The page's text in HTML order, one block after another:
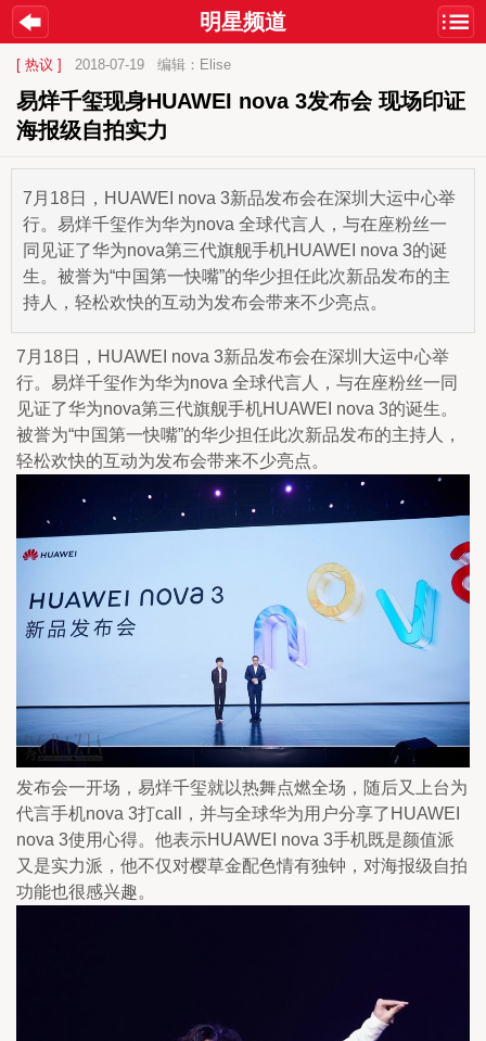
明星频道
[ 热议 ] 2018-07-19 编辑：Elise
易烊千玺现身HUAWEI nova 3发布会 现场印证
海报级自拍实力
7月18日，HUAWEI nova 3新品发布会在深圳大运中心举
行。易烊千玺作为华为nova 全球代言人，与在座粉丝一
同见证了华为nova第三代旗舰手机HUAWEI nova 3的诞
生。被誉为“中国第一快嘴”的华少担任此次新品发布的主
持人，轻松欢快的互动为发布会带来不少亮点。
7月18日，HUAWEI nova 3新品发布会在深圳大运中心举
行。易烊千玺作为华为nova 全球代言人，与在座粉丝一同
见证了华为nova第三代旗舰手机HUAWEI nova 3的诞生。
被誉为“中国第一快嘴”的华少担任此次新品发布的主持人，
轻松欢快的互动为发布会带来不少亮点。
发布会一开场，易烊千玺就以热舞点燃全场，随后又上台为
代言手机nova 3打call，并与全球华为用户分享了HUAWEI
nova 3使用心得。他表示HUAWEI nova 3手机既是颜值派
又是实力派，他不仅对樱草金配色情有独钟，对海报级自拍
功能也很感兴趣。